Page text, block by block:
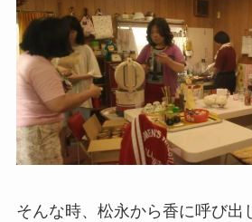
そんな時、松永から香に呼び出